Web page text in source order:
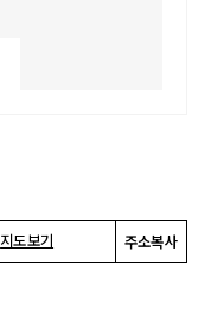
지도보기 주소복사